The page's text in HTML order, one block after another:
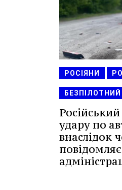
РОСІЯНИ
удару по
внаслідок